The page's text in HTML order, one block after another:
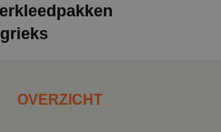
OVERZICHT